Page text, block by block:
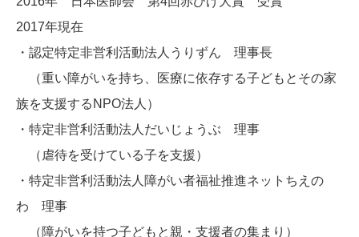
2017年現在
・認定特定非営利活動法人うりずん 理事長
（重い障がいを持ち、医療に依存する子どもとその家
族を支援するNPO法人）
・特定非営利活動法人だいじょうぶ 理事
（虐待を受けている子を支援）
・特定非営利活動法人障がい者福祉推進ネットちえの
わ 理事
（障がいを持つ子どもと親・支援者の集まり）